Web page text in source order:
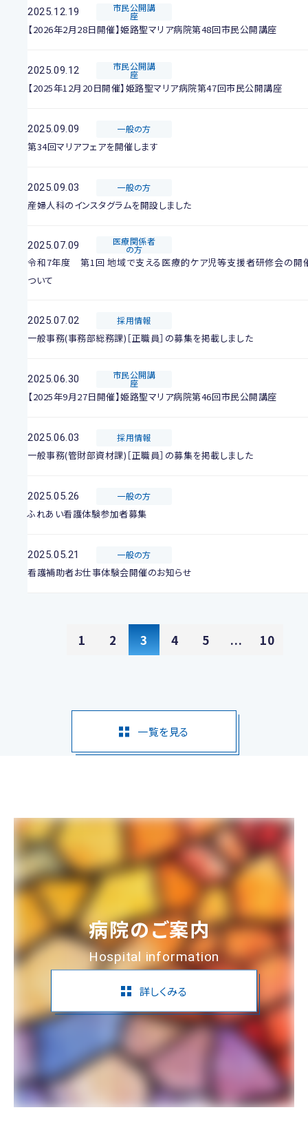
2025.12.19 市民公開講
座
【2026年2月28日開催】姫路聖マリア病院第48回市民公開講座
2025.09.12 市民公開講
座
【2025年12月20日開催】姫路聖マリア病院第47回市民公開講座
2025.09.09 一般の方
第34回マリアフェアを開催します
2025.09.03 一般の方
産婦人科のインスタグラムを開設しました
2025.07.09 医療関係者
の方
令和7年度 第1回 地域で支える医療的ケア児等支援者研修会の開
ついて
2025.07.02 採用情報
一般事務(事務部総務課)［正職員］の募集を掲載しました
2025.06.30 市民公開講
座
【2025年9月27日開催】姫路聖マリア病院第46回市民公開講座
2025.06.03 採用情報
一般事務(管財部資材課)［正職員］の募集を掲載しました
2025.05.26 一般の方
ふれあい看護体験参加者募集
2025.05.21 一般の方
看護補助者お仕事体験会開催のお知らせ
1 2 3 4 5 ... 10
一覧を見る
病院のご案内
Hospital information
詳しくみる